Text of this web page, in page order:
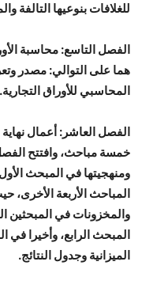
للغلافات بنوعيها التالفة
الفصل التاسع: محاسبة
هما على التوالي: مصدر
المحاسبي للأوراق التجارية.
الفصل العاشر: أعمال
خمسة مباحث، وافتتح
ومنهجيتها في المبحث
المباحث الأربعة الأخرى،
والمخزونات في المبحثين
المبحث الرابع، وأخيرا
الميزانية وجدول النتائج.